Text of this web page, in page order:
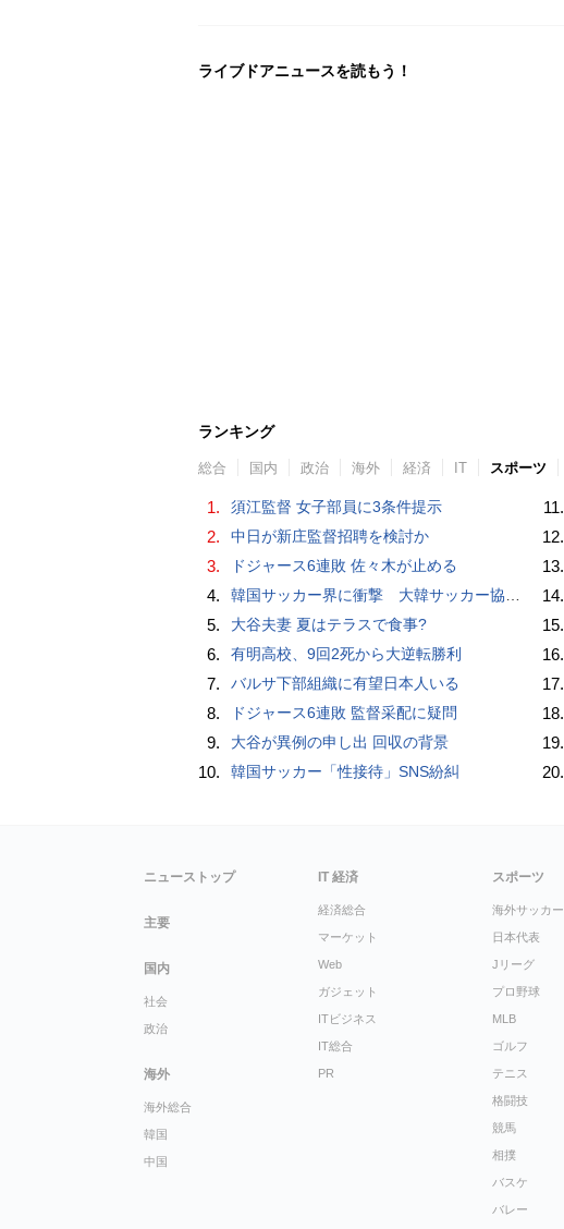
ライブドアニュースを読もう！
ランキング
総合 国内 政治 海外 経済 IT スポーツ
1. 須江監督 女子部員に3条件提示
2. 中日が新庄監督招聘を検討か
3. ドジャース6連敗 佐々木が止める
4. 韓国サッカー界に衝撃 大韓サッカー協会に外国人審判への“性的接待”疑惑 韓国メディアが報道
5. 大谷夫妻 夏はテラスで食事?
6. 有明高校、9回2死から大逆転勝利
7. バルサ下部組織に有望日本人いる
8. ドジャース6連敗 監督采配に疑問
9. 大谷が異例の申し出 回収の背景
10. 韓国サッカー「性接待」SNS紛糾
11.
12.
13.
14.
15.
16.
17.
18.
19.
20.
ニューストップ
主要
国内
社会
政治
海外
海外総合
韓国
中国
IT 経済
経済総合
マーケット
Web
ガジェット
ITビジネス
IT総合
PR
スポーツ
海外サッカー
日本代表
Jリーグ
プロ野球
MLB
ゴルフ
テニス
格闘技
競馬
相撲
バスケ
バレー